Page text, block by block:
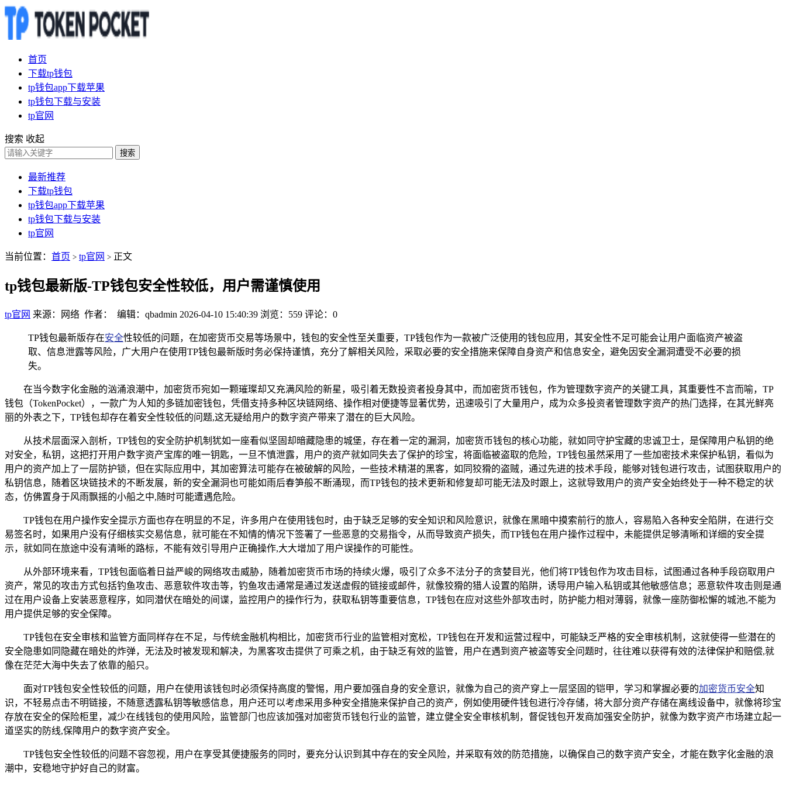
首页
下载tp钱包
tp钱包app下载苹果
tp钱包下载与安装
tp官网
搜索 收起
搜索
最新推荐
下载tp钱包
tp钱包app下载苹果
tp钱包下载与安装
tp官网
当前位置： 首页 > tp官网 > 正文
tp钱包最新版-TP钱包安全性较低，用户需谨慎使用
tp官网 来源：网络 作者： 编辑：qbadmin 2026-04-10 15:40:39 浏览：559 评论：0
TP钱包最新版存在安全性较低的问题，在加密货币交易等场景中，钱包的安全性至关重要，TP钱包作为一款被广泛使用的钱包应用，其安全性不足可能会让用户面临资产被盗
取、信息泄露等风险，广大用户在使用TP钱包最新版时务必保持谨慎，充分了解相关风险，采取必要的安全措施来保障自身资产和信息安全，避免因安全漏洞遭受不必要的损
失。
在当今数字化金融的汹涌浪潮中，加密货币宛如一颗璀璨却又充满风险的新星，吸引着无数投资者投身其中，而加密货币钱包，作为管理数字资产的关键工具，其重要性不言而喻，TP
钱包（TokenPocket），一款广为人知的多链加密钱包，凭借支持多种区块链网络、操作相对便捷等显著优势，迅速吸引了大量用户，成为众多投资者管理数字资产的热门选择，在其光鲜亮
丽的外表之下，TP钱包却存在着安全性较低的问题,这无疑给用户的数字资产带来了潜在的巨大风险。
从技术层面深入剖析，TP钱包的安全防护机制犹如一座看似坚固却暗藏隐患的城堡，存在着一定的漏洞，加密货币钱包的核心功能，就如同守护宝藏的忠诚卫士，是保障用户私钥的绝
对安全，私钥，这把打开用户数字资产宝库的唯一钥匙，一旦不慎泄露，用户的资产就如同失去了保护的珍宝，将面临被盗取的危险，TP钱包虽然采用了一些加密技术来保护私钥，看似为
用户的资产加上了一层防护锁，但在实际应用中，其加密算法可能存在被破解的风险，一些技术精湛的黑客，如同狡猾的盗贼，通过先进的技术手段，能够对钱包进行攻击，试图获取用户的
私钥信息，随着区块链技术的不断发展，新的安全漏洞也可能如雨后春笋般不断涌现，而TP钱包的技术更新和修复却可能无法及时跟上，这就导致用户的资产安全始终处于一种不稳定的状
态，仿佛置身于风雨飘摇的小船之中,随时可能遭遇危险。
TP钱包在用户操作安全提示方面也存在明显的不足，许多用户在使用钱包时，由于缺乏足够的安全知识和风险意识，就像在黑暗中摸索前行的旅人，容易陷入各种安全陷阱，在进行交
易签名时，如果用户没有仔细核实交易信息，就可能在不知情的情况下签署了一些恶意的交易指令，从而导致资产损失，而TP钱包在用户操作过程中，未能提供足够清晰和详细的安全提
示，就如同在旅途中没有清晰的路标，不能有效引导用户正确操作,大大增加了用户误操作的可能性。
从外部环境来看，TP钱包面临着日益严峻的网络攻击威胁，随着加密货币市场的持续火爆，吸引了众多不法分子的贪婪目光，他们将TP钱包作为攻击目标，试图通过各种手段窃取用户
资产，常见的攻击方式包括钓鱼攻击、恶意软件攻击等，钓鱼攻击通常是通过发送虚假的链接或邮件，就像狡猾的猎人设置的陷阱，诱导用户输入私钥或其他敏感信息；恶意软件攻击则是通
过在用户设备上安装恶意程序，如同潜伏在暗处的间谍，监控用户的操作行为，获取私钥等重要信息，TP钱包在应对这些外部攻击时，防护能力相对薄弱，就像一座防御松懈的城池,不能为
用户提供足够的安全保障。
TP钱包在安全审核和监管方面同样存在不足，与传统金融机构相比，加密货币行业的监管相对宽松，TP钱包在开发和运营过程中，可能缺乏严格的安全审核机制，这就使得一些潜在的
安全隐患如同隐藏在暗处的炸弹，无法及时被发现和解决，为黑客攻击提供了可乘之机，由于缺乏有效的监管，用户在遇到资产被盗等安全问题时，往往难以获得有效的法律保护和赔偿,就
像在茫茫大海中失去了依靠的船只。
面对TP钱包安全性较低的问题，用户在使用该钱包时必须保持高度的警惕，用户要加强自身的安全意识，就像为自己的资产穿上一层坚固的铠甲，学习和掌握必要的加密货币安全知
识，不轻易点击不明链接，不随意透露私钥等敏感信息，用户还可以考虑采用多种安全措施来保护自己的资产，例如使用硬件钱包进行冷存储，将大部分资产存储在离线设备中，就像将珍宝
存放在安全的保险柜里，减少在线钱包的使用风险，监管部门也应该加强对加密货币钱包行业的监管，建立健全安全审核机制，督促钱包开发商加强安全防护，就像为数字资产市场建立起一
道坚实的防线,保障用户的数字资产安全。
TP钱包安全性较低的问题不容忽视，用户在享受其便捷服务的同时，要充分认识到其中存在的安全风险，并采取有效的防范措施，以确保自己的数字资产安全，才能在数字化金融的浪
潮中，安稳地守护好自己的财富。